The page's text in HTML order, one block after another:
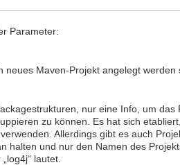
Parameter:
Maven-Projekt angelegt werden
nur eine Info, um das
zu können. Es hat sich
Allerdings gibt es auch
halten und nur den Namen des
lautet.